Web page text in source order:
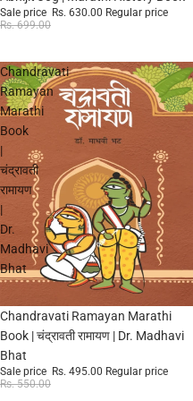
Sale price Rs. 630.00 Regular price
Rs. 699.00
Chandravati
Ramayan
Marathi
Book
|
चंद्रावती
रामायण
|
Dr.
Madhavi
Bhat
Sale
Chandravati Ramayan Marathi
Book | चंद्रावती रामायण | Dr. Madhavi
Bhat
Sale price Rs. 495.00 Regular price
Rs. 550.00